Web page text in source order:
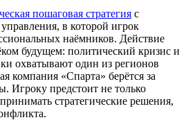
пошаговая стратегия с
в которой игрок
наёмников. Действие
будущем: политический кризис и
охватывают один из регионов
компания «Спарта» берётся за
Игроку предстоит не только
стратегические решения,